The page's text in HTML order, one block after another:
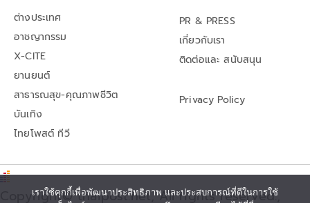
ต่างประเทศ
อาชญากรรม
X-CITE
ยานยนต์
สาธารณสุข-คุณภาพชีวิต
บันเทิง
ไทยโพสต์ ทีวี
PR & PRESS
เกี่ยวกับเรา
ติดต่อและ สนับสนุน
Privacy Policy
Copyright© thaipost.net, All rights reserved.,
เราใช้คุกกี้เพื่อพัฒนาประสิทธิภาพ และประสบการณ์ที่ดีในการใช้